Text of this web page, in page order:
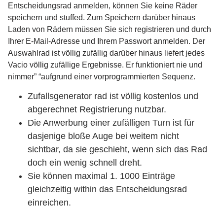
Entscheidungsrad anmelden, können Sie keine Räder
speichern und stuffed. Zum Speichern darüber hinaus
Laden von Rädern müssen Sie sich registrieren und durch
Ihrer E-Mail-Adresse und Ihrem Passwort anmelden. Der
Auswahlrad ist völlig zufällig darüber hinaus liefert jedes
Vacio völlig zufällige Ergebnisse. Er funktioniert nie und
nimmer” “aufgrund einer vorprogrammierten Sequenz.
Zufallsgenerator rad ist völlig kostenlos und
abgerechnet Registrierung nutzbar.
Die Anwerbung einer zufälligen Turn ist für
dasjenige bloße Auge bei weitem nicht
sichtbar, da sie geschieht, wenn sich das Rad
doch ein wenig schnell dreht.
Sie können maximal 1. 1000 Einträge
gleichzeitig within das Entscheidungsrad
einreichen.